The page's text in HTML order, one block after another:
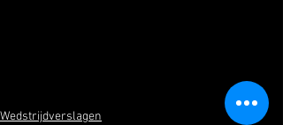
Wedstrijdverslagen